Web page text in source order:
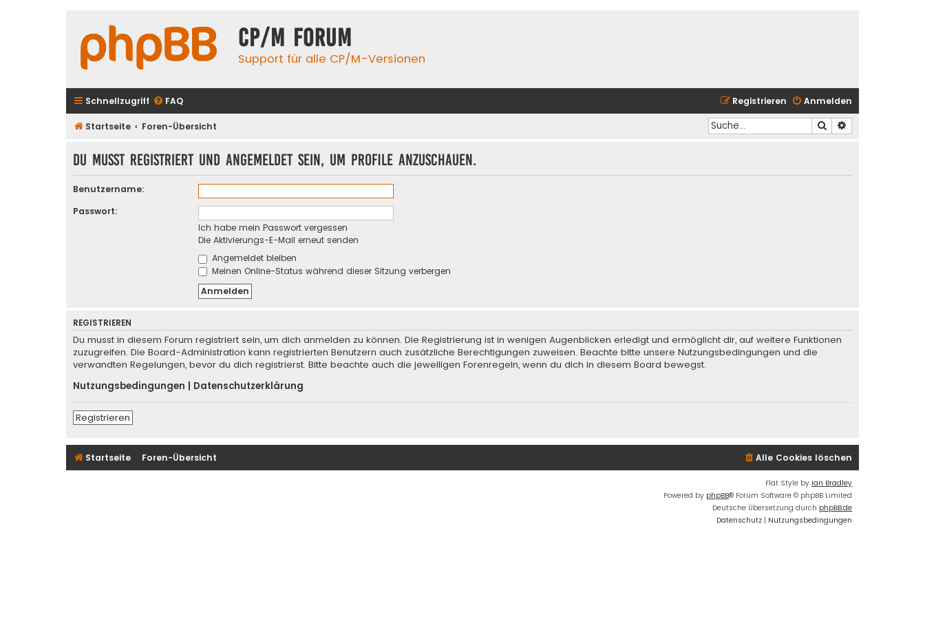
CP/M Forum
Support für alle CP/M-Versionen
Schnellzugriff FAQ Anmelden
Registrieren
Startseite Foren-Übersicht Suche
Du musst registriert und angemeldet sein, um Profile anzuschauen.
Benutzername:
Passwort:
Ich habe mein Passwort vergessen
Die Aktivierungs-E-Mail erneut senden
Angemeldet bleiben
Meinen Online-Status während dieser Sitzung verbergen
REGISTRIEREN
Du musst in diesem Forum registriert sein, um dich anmelden zu können. Die Registrierung ist in wenigen Augenblicken erledigt und ermöglicht dir, auf weitere Funktionen
zuzugreifen. Die Board-Administration kann registrierten Benutzern auch zusätzliche Berechtigungen zuweisen. Beachte bitte unsere Nutzungsbedingungen und die
verwandten Regelungen, bevor du dich registrierst. Bitte beachte auch die jeweiligen Forenregeln, wenn du dich in diesem Board bewegst.
Nutzungsbedingungen
Datenschutzerklärung
Registrieren
Startseite Foren-Übersicht Alle Cookies löschen
Flat Style by Ian Bradley
Powered by phpBB® Forum Software © phpBB Limited
Deutsche Übersetzung durch phpBB.de
Datenschutz | Nutzungsbedingungen